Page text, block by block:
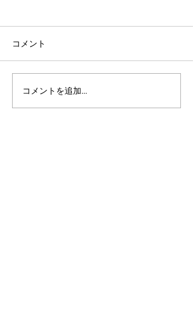
アルゴランドのポスト量
子暗号（PQC）ロードマ
コメント
コメントを追加…